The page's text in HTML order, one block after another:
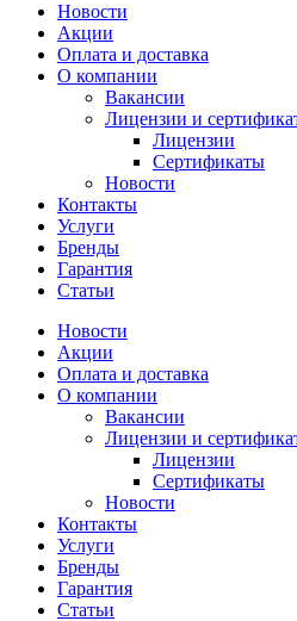
Новости
Акции
Оплата и доставка
О компании
Вакансии
Лицензии и
Лицензии
Сертификаты
Новости
Контакты
Услуги
Бренды
Гарантия
Статьи
Новости
Акции
Оплата и доставка
О компании
Вакансии
Лицензии и
Лицензии
Сертификаты
Новости
Контакты
Услуги
Бренды
Гарантия
Статьи